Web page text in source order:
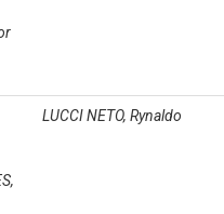
LUCCI NETO, Rynaldo